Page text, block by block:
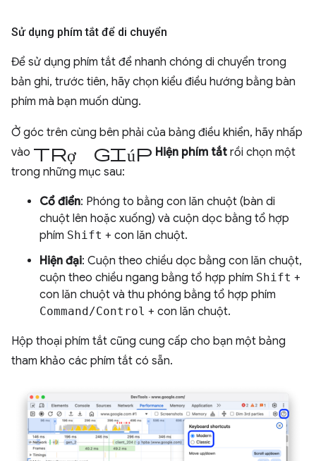
Sử dụng phím tắt để di chuyển
Để sử dụng phím tắt để nhanh chóng di chuyển trong
bản ghi, trước tiên, hãy chọn kiểu điều hướng bằng bàn
phím mà bạn muốn dùng.
Ở góc trên cùng bên phải của bảng điều khiển, hãy nhấp
vào trợ giúp Hiện phím tắt rồi chọn một
trong những mục sau:
Cổ điển: Phóng to bằng con lăn chuột (bàn di
chuột lên hoặc xuống) và cuộn dọc bằng tổ hợp
phím Shift + con lăn chuột.
Hiện đại: Cuộn theo chiều dọc bằng con lăn chuột,
cuộn theo chiều ngang bằng tổ hợp phím Shift +
con lăn chuột và thu phóng bằng tổ hợp phím
Command/Control + con lăn chuột.
Hộp thoại phím tắt cũng cung cấp cho bạn một bảng
tham khảo các phím tắt có sẵn.